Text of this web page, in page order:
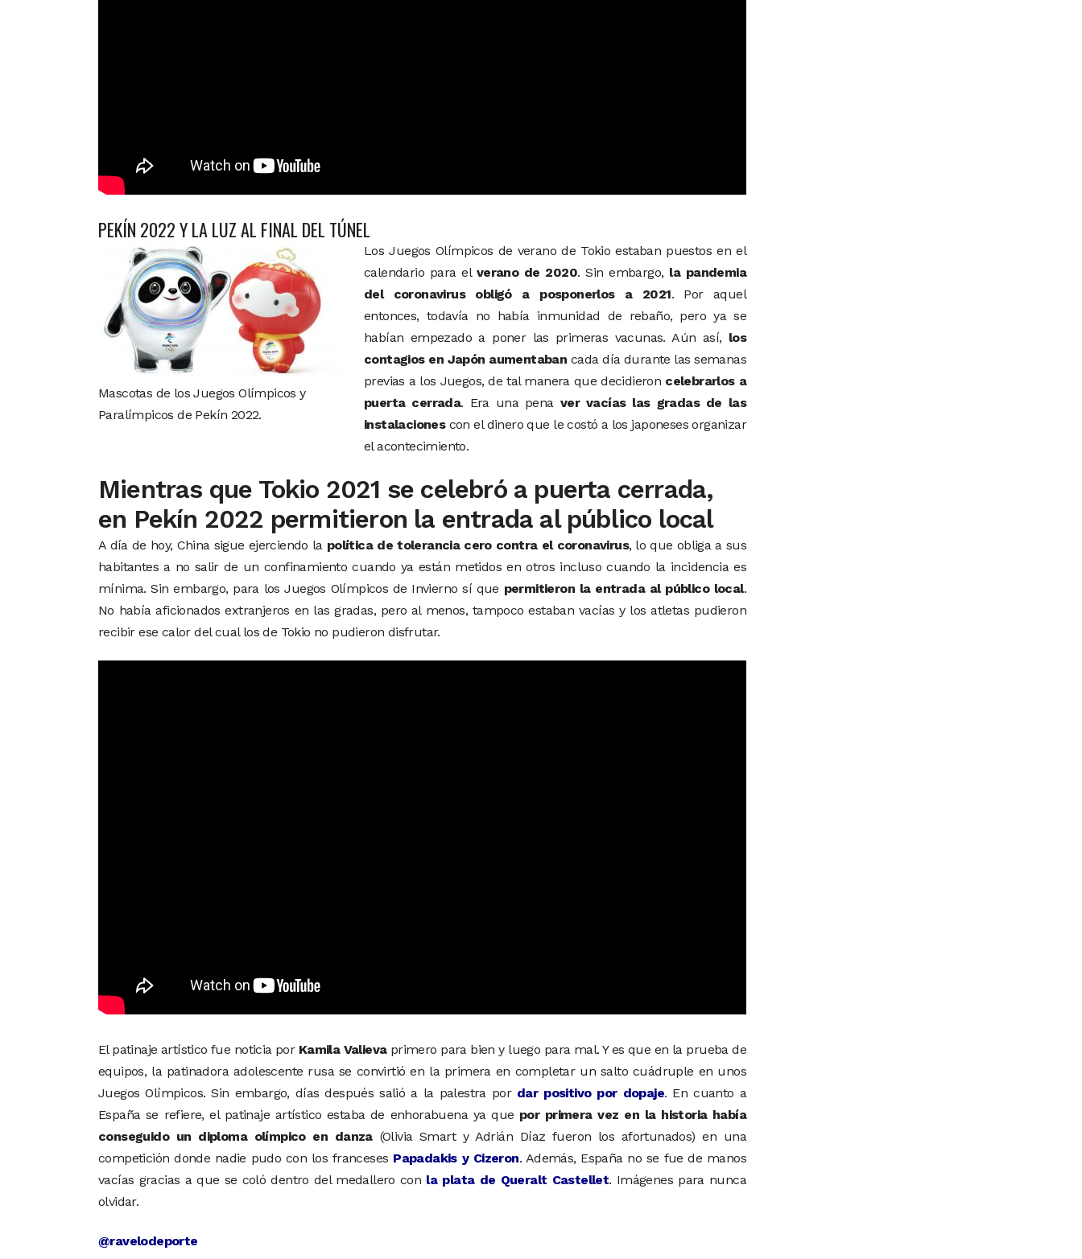
PEKÍN 2022 Y LA LUZ AL FINAL DEL TÚNEL
Mascotas de los Juegos Olímpicos y
Paralímpicos de Pekín 2022.
Los Juegos Olímpicos de verano de Tokio estaban puestos en el
calendario para el verano de 2020. Sin embargo, la pandemia
del coronavirus obligó a posponerlos a 2021. Por aquel
entonces, todavía no había inmunidad de rebaño, pero ya se
habían empezado a poner las primeras vacunas. Aún así, los
contagios en Japón aumentaban cada día durante las semanas
previas a los Juegos, de tal manera que decidieron celebrarlos a
puerta cerrada. Era una pena ver vacías las gradas de las
instalacionescon el dinero que le costó a los japoneses organizar
el acontecimiento.
Mientras que Tokio 2021 se celebró a puerta cerrada,
en Pekín 2022 permitieron la entrada al público local
A día de hoy, China sigue ejerciendo la política de tolerancia cero contra el coronavirus, lo que obliga a sus
habitantes a no salir de un confinamiento cuando ya están metidos en otros incluso cuando la incidencia es
mínima. Sin embargo, para los Juegos Olímpicos de Invierno sí que permitieron la entrada al público local.
No había aficionados extranjeros en las gradas, pero al menos, tampoco estaban vacías y los atletas pudieron
recibir ese calor del cual los de Tokio no pudieron disfrutar.
El patinaje artístico fue noticia por Kamila Valievaprimero para bien y luego para mal. Y es que en la prueba de
equipos, la patinadora adolescente rusa se convirtió en la primera en completar un salto cuádruple en unos
Juegos Olímpicos. Sin embargo, días después salió a la palestra por dar positivo por dopaje. En cuanto a
España se refiere, el patinaje artístico estaba de enhorabuena ya que por primera vez en la historia había
conseguido un diploma olímpico en danza(Olivia Smart y Adrián Díaz fueron los afortunados) en una
competición donde nadie pudo con los franceses Papadakis y Cizeron. Además, España no se fue de manos
vacías gracias a que se coló dentro del medallero con la plata de Queralt Castellet. Imágenes para nunca
olvidar.
@ravelodeporte